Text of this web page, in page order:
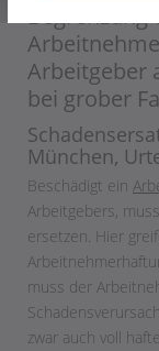
Begrenzung
Arbeitgeber
bei grober
München,
Beschädigt ein
Arbeitgebers,
ersetzen. Hier
muss der
zwar auch voll